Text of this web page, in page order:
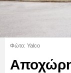
Φώτο: Yalco